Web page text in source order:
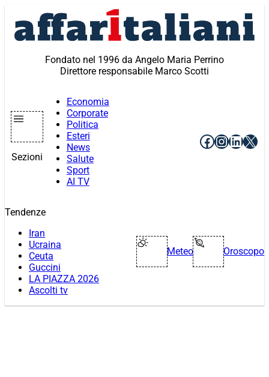
contenuto
Fondato nel 1996 da Angelo Maria Perrino
Direttore responsabile Marco Scotti
Sezioni
Economia
Corporate
Politica
Esteri
News
Salute
Sport
AI TV
Facebook
X
Tendenze
Iran
Ucraina
Ceuta
Guccini
LA PIAZZA 2026
Ascolti tv
Meteo Oroscopo